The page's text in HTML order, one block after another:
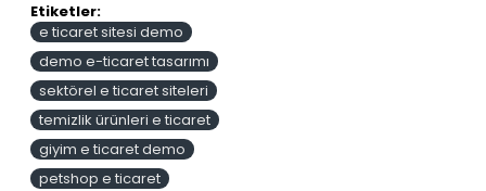
Etiketler:
e ticaret sitesi demo
demo e-ticaret tasarımı
sektörel e ticaret siteleri
temizlik ürünleri e ticaret
giyim e ticaret demo
petshop e ticaret